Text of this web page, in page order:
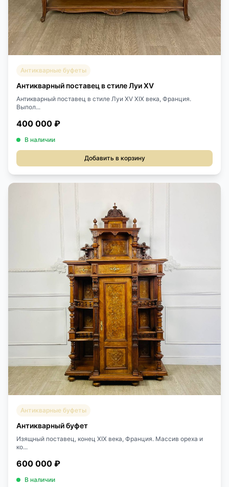
Антикварные буфеты
Антикварный поставец в стиле Луи XV
Антикварный поставец в стиле Луи XV XIX века, Франция.
Выпол...
400 000 ₽
В наличии
Добавить в корзину
Антикварные буфеты
Антикварный буфет
Изящный поставец, конец ХIХ века, Франция. Массив ореха и
ко...
600 000 ₽
В наличии